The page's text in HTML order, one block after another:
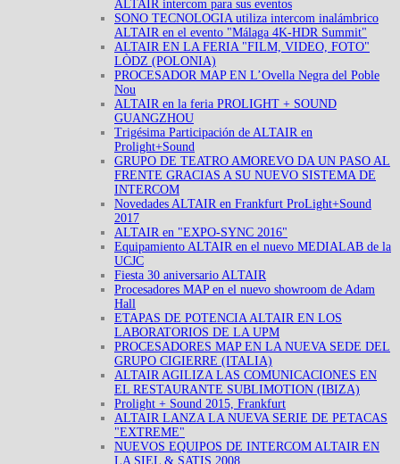
ALTAIR intercom para sus eventos
SONO TECNOLOGIA utiliza intercom inalámbrico
ALTAIR en el evento "Málaga 4K-HDR Summit"
ALTAIR EN LA FERIA "FILM, VIDEO, FOTO"
LÒDZ (POLONIA)
PROCESADOR MAP EN L’Ovella Negra del Poble
Nou
ALTAIR en la feria PROLIGHT + SOUND
GUANGZHOU
Trigésima Participación de ALTAIR en
Prolight+Sound
GRUPO DE TEATRO AMOREVO DA UN PASO AL
FRENTE GRACIAS A SU NUEVO SISTEMA DE
INTERCOM
Novedades ALTAIR en Frankfurt ProLight+Sound
2017
ALTAIR en "EXPO-SYNC 2016"
Equipamiento ALTAIR en el nuevo MEDIALAB de la
UCJC
Fiesta 30 aniversario ALTAIR
Procesadores MAP en el nuevo showroom de Adam
Hall
ETAPAS DE POTENCIA ALTAIR EN LOS
LABORATORIOS DE LA UPM
PROCESADORES MAP EN LA NUEVA SEDE DEL
GRUPO CIGIERRE (ITALIA)
ALTAIR AGILIZA LAS COMUNICACIONES EN
EL RESTAURANTE SUBLIMOTION (IBIZA)
Prolight + Sound 2015, Frankfurt
ALTAIR LANZA LA NUEVA SERIE DE PETACAS
"EXTREME"
NUEVOS EQUIPOS DE INTERCOM ALTAIR EN
LA SIEL & SATIS 2008